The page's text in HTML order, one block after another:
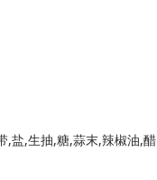
,盐,生抽,糖,蒜末,辣椒油,醋